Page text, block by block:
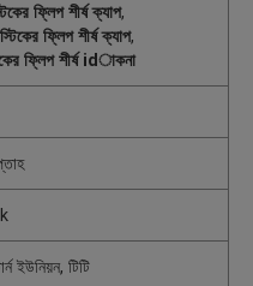
ফ্লিপ শীর্ষ ক্যাপ,
ফ্লিপ শীর্ষ ক্যাপ,
ফ্লিপ শীর্ষ idাকনা
ইউনিয়ন, টিটি